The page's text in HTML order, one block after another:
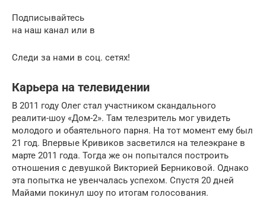
Подписывайтесь
на наш канал или в
Следи за нами в соц. сетях!
Карьера на телевидении
В 2011 году Олег стал участником скандального
реалити-шоу «Дом-2». Там телезритель мог увидеть
молодого и обаятельного парня. На тот момент ему был
21 год. Впервые Кривиков засветился на телеэкране в
марте 2011 года. Тогда же он попытался построить
отношения с девушкой Викторией Берниковой. Однако
эта попытка не увенчалась успехом. Спустя 20 дней
Майами покинул шоу по итогам голосования.